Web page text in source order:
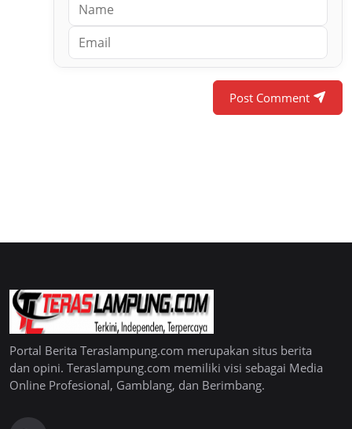
Post Comment
Portal Berita Teraslampung.com merupakan situs berita
dan opini. Teraslampung.com memiliki visi sebagai Media
Online Profesional, Gamblang, dan Berimbang.